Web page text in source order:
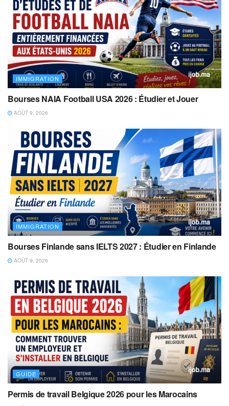
IMMIGRATION
Bourses NAIA Football USA 2026 : Étudier et Jouer
AOÛT 9, 2026
IMMIGRATION
Bourses Finlande sans IELTS 2027 : Étudier en Finlande
AOÛT 9, 2026
GUIDE
Permis de travail Belgique 2026 pour les Marocains